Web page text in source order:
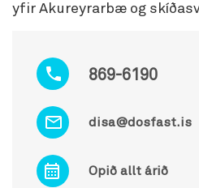
869-6190
disa@dosfast.is
Opið allt árið
yfir Akureyrarbæ og